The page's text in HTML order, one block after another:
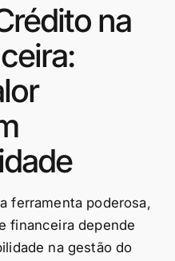
na
ferramenta poderosa,
financeira depende
na gestão do